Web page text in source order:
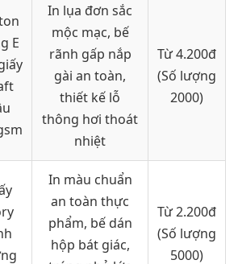
E
In lụa đơn sắc
mộc mạc, bế
rãnh gấp nắp
gài an toàn,
thiết kế lỗ
thông hơi thoát
nhiệt
Từ 4.200đ
(Số lượng
2000)
In màu chuẩn
an toàn thực
phẩm, bế dán
hộp bát giác,
Từ 2.200đ
(Số lượng
5000)